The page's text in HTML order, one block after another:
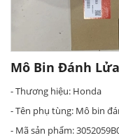
Mô Bin Đánh
- Thương hiệu: Honda
- Tên phụ tùng: Mô bin
- Mã sản phẩm: